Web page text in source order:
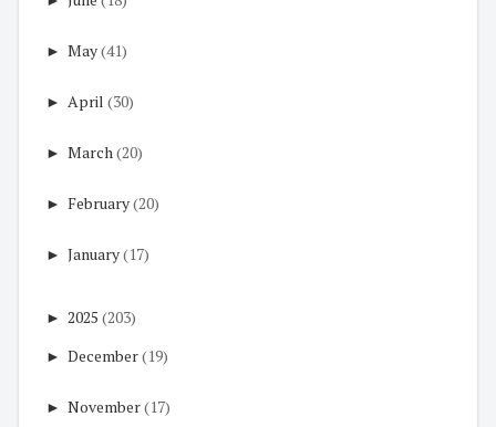
► May(41)
► April (30)
► March(20)
► February(20)
► January(17)
► 2025 (203)
► December(19)
► November(17)